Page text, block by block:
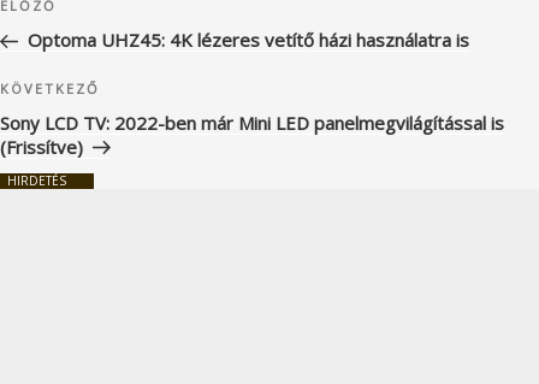
navigáció
Korábbi
bejegyzés
ELŐZŐ
Optoma UHZ45: 4K lézeres vetítő házi használatra is
Következő
bejegyzés
KÖVETKEZŐ
Sony LCD TV: 2022-ben már Mini LED panelmegvilágítással is
(Frissítve)
HIRDETÉS